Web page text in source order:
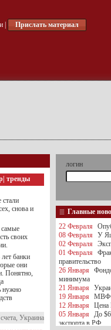
| Прислать материал
| тренды
снова и
самые
своих
банки
они
Понятно,
нужно
счета, Украина
логин
Главные
22 Февраля
08 Февраля
У
02 Февраля
01 Февраля
правительство
26 Января
минимума
21 Января
19 Января
МВФ
12 Января
Цена
05 Января
До
экспорта в РФ